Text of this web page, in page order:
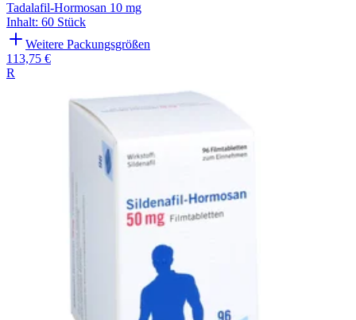
Tadalafil-Hormosan 10 mg
Inhalt: 60 Stück
Weitere Packungsgrößen
113,75 €
R